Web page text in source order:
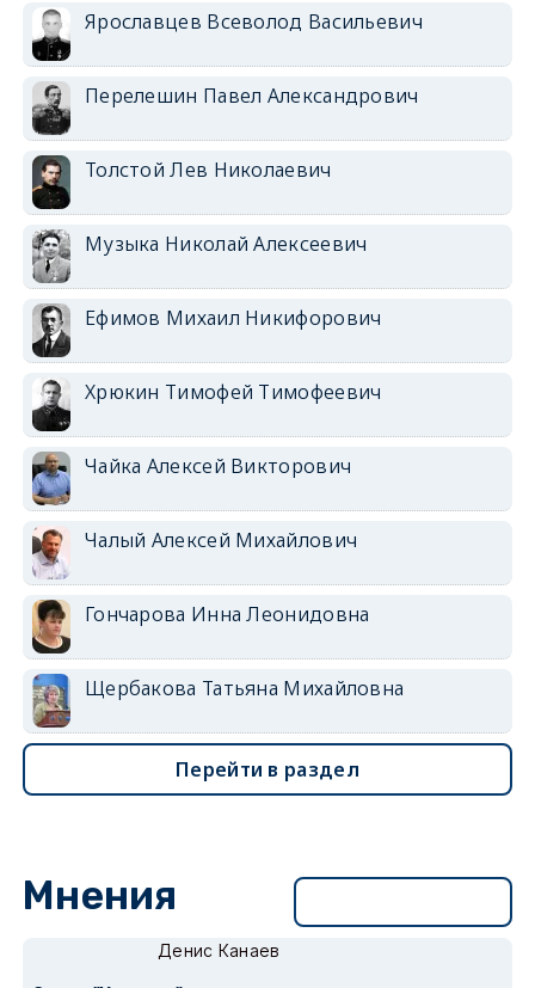
Ярославцев Всеволод Васильевич
Перелешин Павел Александрович
Толстой Лев Николаевич
Музыка Николай Алексеевич
Ефимов Михаил Никифорович
Хрюкин Тимофей Тимофеевич
Чайка Алексей Викторович
Чалый Алексей Михайлович
Гончарова Инна Леонидовна
Щербакова Татьяна Михайловна
Перейти в раздел
Мнения
Денис Канаев